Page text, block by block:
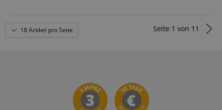
18 Artikel pro Seite Seite 1 von 11